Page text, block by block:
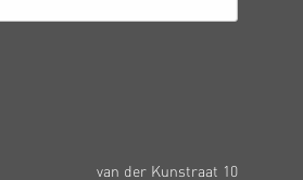
van der Kunstraat 10